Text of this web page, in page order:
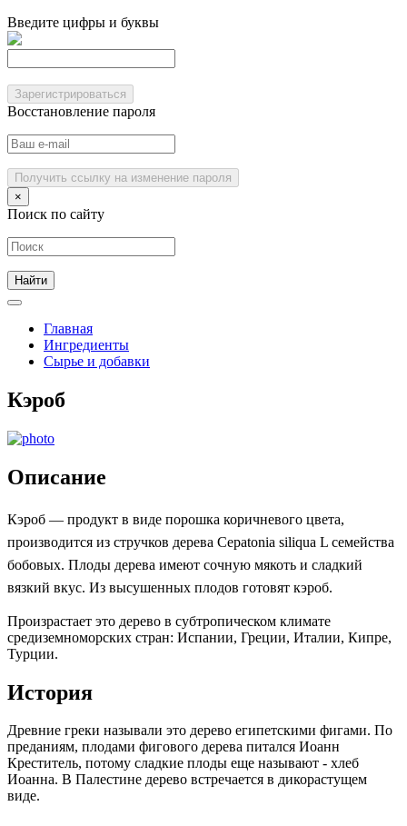
Введите цифры и буквы
Зарегистрироваться
Восстановление пароля
Получить ссылку на изменение пароля
×
Поиск по сайту
Главная
Ингредиенты
Сырье и добавки
Кэроб
Описание
Кэроб — продукт в виде порошка коричневого цвета,
производится из стручков дерева Cepatonia siliqua L семейства
бобовых. Плоды дерева имеют сочную мякоть и сладкий
вязкий вкус. Из высушенных плодов готовят кэроб.
Произрастает это дерево в субтропическом климате
средиземноморских стран: Испании, Греции, Италии, Кипре,
Турции.
История
Древние греки называли это дерево египетскими фигами. По
преданиям, плодами фигового дерева питался Иоанн
Креститель, потому сладкие плоды еще называют - хлеб
Иоанна. В Палестине дерево встречается в дикорастущем
виде.